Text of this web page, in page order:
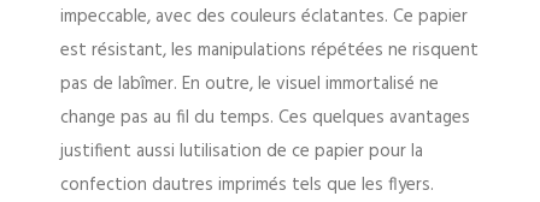
impeccable, avec des couleurs éclatantes. Ce papier
est résistant, les manipulations répétées ne risquent
pas de labîmer. En outre, le visuel immortalisé ne
change pas au fil du temps. Ces quelques avantages
justifient aussi lutilisation de ce papier pour la
confection dautres imprimés tels que les flyers.